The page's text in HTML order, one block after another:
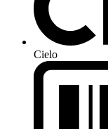
Cielo